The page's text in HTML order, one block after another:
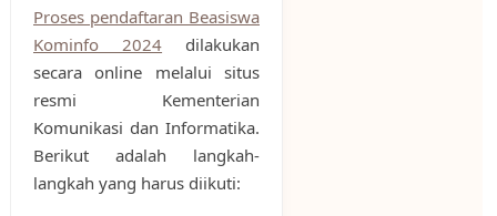
Proses pendaftaran Beasiswa
Kominfo 2024 dilakukan
secara online melalui situs
resmi Kementerian
Komunikasi dan Informatika.
Berikut adalah langkah-
langkah yang harus diikuti: